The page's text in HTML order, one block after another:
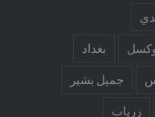
بغداد
جميل بشير
زرياب